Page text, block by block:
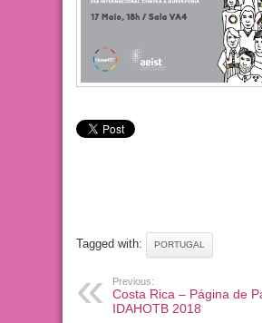
Tagged with: PORTUGAL
Previous:
Costa Rica – Página de
IDAHOTB 2018